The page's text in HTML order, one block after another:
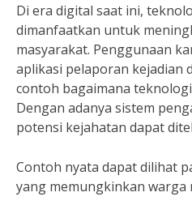
Di era digital saat ini,
dimanfaatkan untuk
masyarakat. Penggunaan
aplikasi pelaporan kejadian
contoh bagaimana
Dengan adanya sistem
potensi kejahatan dapat
Contoh nyata dapat dilihat
yang memungkinkan warga